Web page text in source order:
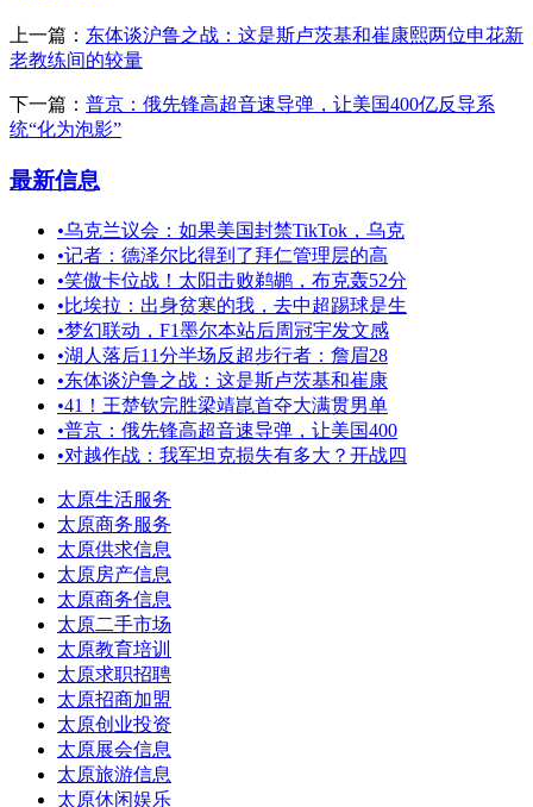
上一篇： 东体谈沪鲁之战：这是斯卢茨基和崔康熙两位申花新
老教练间的较量
下一篇： 普京：俄先锋高超音速导弹，让美国400亿反导系
统“化为泡影”
最新信息
•乌克兰议会：如果美国封禁TikTok，乌克
•记者：德泽尔比得到了拜仁管理层的高
•笑傲卡位战！太阳击败鹈鹕，布克轰52分
•比埃拉：出身贫寒的我，去中超踢球是生
•梦幻联动，F1墨尔本站后周冠宇发文感
•湖人落后11分半场反超步行者：詹眉28
•东体谈沪鲁之战：这是斯卢茨基和崔康
•41！王楚钦完胜梁靖崑首夺大满贯男单
•普京：俄先锋高超音速导弹，让美国400
•对越作战：我军坦克损失有多大？开战四
太原生活服务
太原商务服务
太原供求信息
太原房产信息
太原商务信息
太原二手市场
太原教育培训
太原求职招聘
太原招商加盟
太原创业投资
太原展会信息
太原旅游信息
太原休闲娱乐